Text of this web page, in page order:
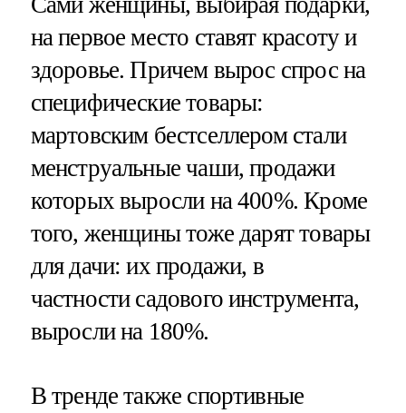
на первое место ставят красоту и
здоровье. Причем вырос спрос на
специфические товары:
мартовским бестселлером стали
менструальные чаши, продажи
которых выросли на 400%. Кроме
того, женщины тоже дарят товары
для дачи: их продажи, в
частности садового инструмента,
выросли на 180%.
В тренде также спортивные